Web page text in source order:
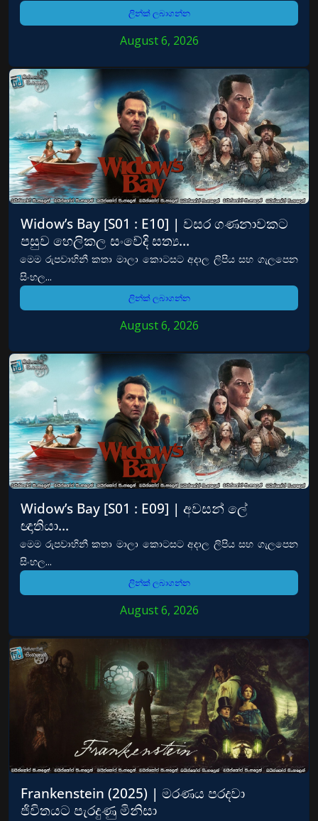
ලින්ක් ලබාගන්න
August 6, 2026
Widow’s Bay [S01 : E10] | වසර ගණනාවකට
පසුව හෙලිකල සංවේදි සත්‍ය…
මෙම රුපවාහිනී කතා මාලා කොටසට අදාල ලිපිය සහ ගැලපෙන
සිංහල...
ලින්ක් ලබාගන්න
August 6, 2026
Widow’s Bay [S01 : E09] | අවසන් ලේ
ඥාතියා…
මෙම රුපවාහිනී කතා මාලා කොටසට අදාල ලිපිය සහ ගැලපෙන
සිංහල...
ලින්ක් ලබාගන්න
August 6, 2026
Frankenstein (2025) | මරණය පරදවා
ජිවිතයට පැරදුණු මිනිසා